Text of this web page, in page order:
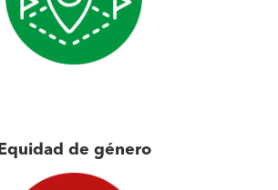
Equidad de género